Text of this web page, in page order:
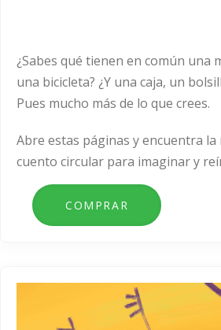
¿Sabes qué tienen en común una
una bicicleta? ¿Y una caja, un
Pues mucho más de lo que crees.
Abre estas páginas y encuentra la
cuento circular para imaginar y